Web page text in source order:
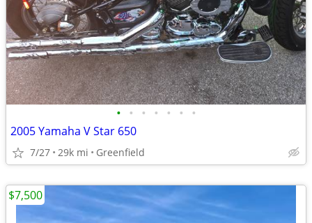
• • • • • • •
2005 Yamaha V Star 650
7/27 29k mi Greenfield
$7,500